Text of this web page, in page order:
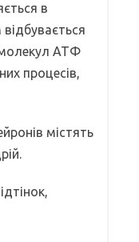
в
молекул АТФ
процесів,
містять